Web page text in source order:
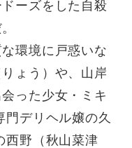
ーズをした自殺
環境に戸惑いな
ょう）や、山岸
った少女・ミキ
門デリヘル嬢の久
西野（秋山菜津